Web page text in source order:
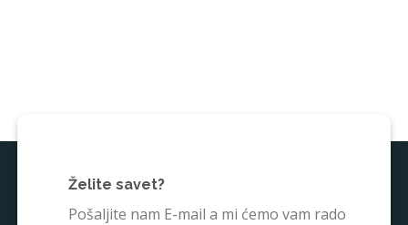
Želite savet?
Pošaljite nam E-mail a mi ćemo vam rado